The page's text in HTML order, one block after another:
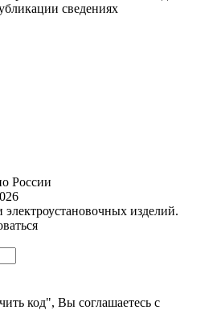
сведениях
России
изделий.
код", Вы соглашаетесь с